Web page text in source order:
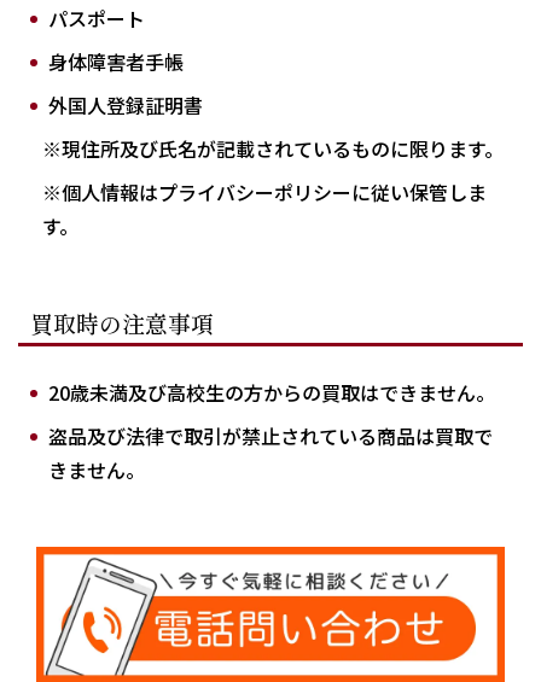
パスポート
身体障害者手帳
外国人登録証明書
※現住所及び氏名が記載されているものに限ります。
※個人情報はプライバシーポリシーに従い保管しま
す。
買取時の注意事項
20歳未満及び高校生の方からの買取はできません。
盗品及び法律で取引が禁止されている商品は買取で
きません。